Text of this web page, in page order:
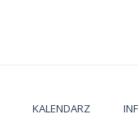
KALENDARZ